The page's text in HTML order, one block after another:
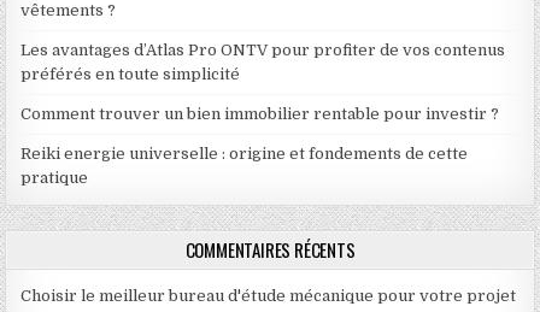
vêtements ?
Les avantages d’Atlas Pro ONTV pour profiter de vos contenus
préférés en toute simplicité
Comment trouver un bien immobilier rentable pour investir ?
Reiki energie universelle : origine et fondements de cette
pratique
COMMENTAIRES RÉCENTS
Choisir le meilleur bureau d'étude mécanique pour votre projet